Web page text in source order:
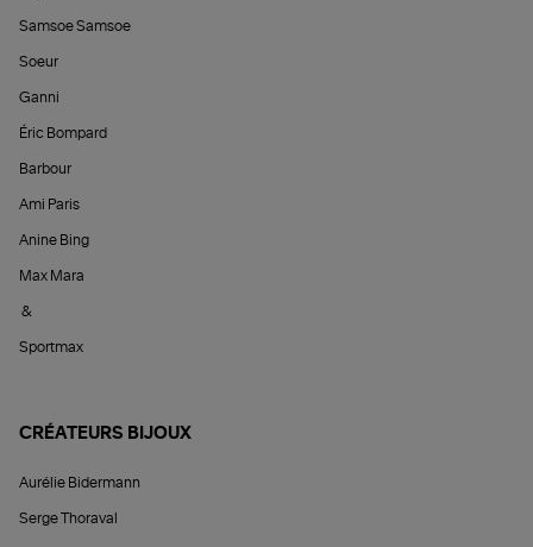
Samsoe Samsoe
Soeur
Ganni
Éric Bompard
Barbour
Ami Paris
Anine Bing
Max Mara
&
Sportmax
CRÉATEURS BIJOUX
Aurélie Bidermann
Serge Thoraval